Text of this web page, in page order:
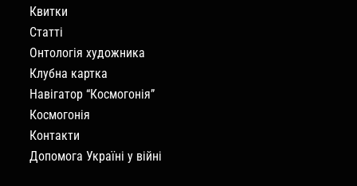
Квитки
Статті
Онтологія художника
Клубна картка
Навігатор “Космогонія”
Космогонія
Контакти
Допомога Україні у війні